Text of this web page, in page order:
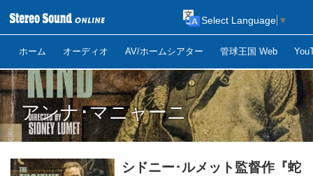
ホーム オーディオ AV/ホームシアター 管球王国 Web
Select Language ▼
アンナ･マニャーニ
シドニー･ルメット監督作『蛇